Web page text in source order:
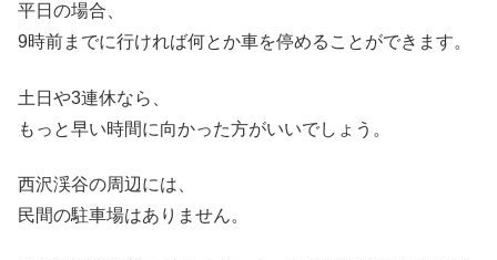
平日の場合、
9時前までに行ければ何とか車を停めることができます。
土日や3連休なら、
もっと早い時間に向かった方がいいでしょう。
西沢渓谷の周辺には、
民間の駐車場はありません。